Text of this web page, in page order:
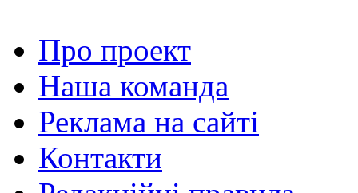
Про проект
Наша команда
Реклама на сайті
Контакти